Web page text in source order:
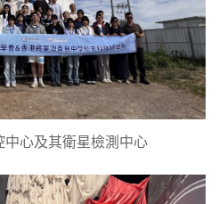
中心及其衛星檢測中心